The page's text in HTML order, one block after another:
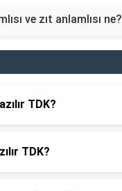
ve zıt anlamlısı ne?
TDK?
TDK?